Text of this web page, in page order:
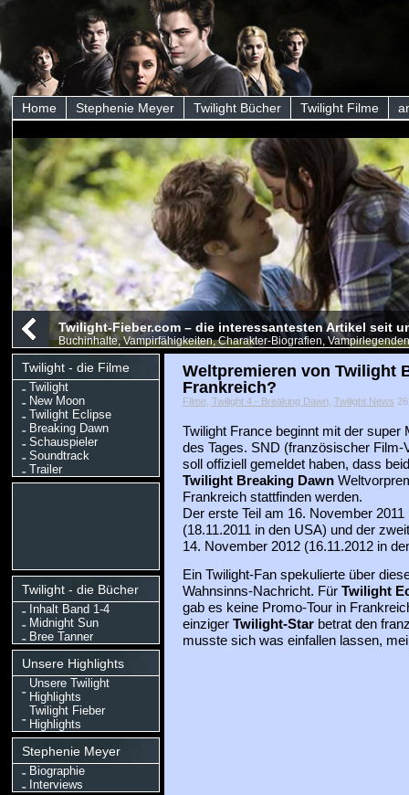
Home Stephenie Meyer Twilight Bücher Twilight Filme
Twilight-Fieber.com – die interessantesten Artikel seit
Buchinhalte, Vampirfähigkeiten, Charakter-Biografien,
Twilight - die Filme
Twilight
New Moon
Twilight Eclipse
Breaking Dawn
Schauspieler
Soundtrack
Trailer
Twilight - die Bücher
Inhalt Band 1-4
Midnight Sun
Bree Tanner
Unsere Highlights
Unsere Twilight
Highlights
Twilight Fieber
Highlights
Stephenie Meyer
Biographie
Interviews
Weltpremieren von Twilight
Frankreich?
Filme, Twilight 4 - Breaking Dawn, Twilight News
Twilight France beginnt mit der super
des Tages. SND (französischer Film-
soll offiziell gemeldet haben, dass
Twilight Breaking Dawn
Frankreich stattfinden werden.
Der erste Teil am 16. November 2011
(18.11.2011 in den USA) und der
14. November 2012 (16.11.2012 in
Ein Twilight-Fan spekulierte über
Wahnsinns-Nachricht. Für Twilight
gab es keine Promo-Tour in
einziger Twilight-Starbetrat den
musste sich was einfallen lassen,